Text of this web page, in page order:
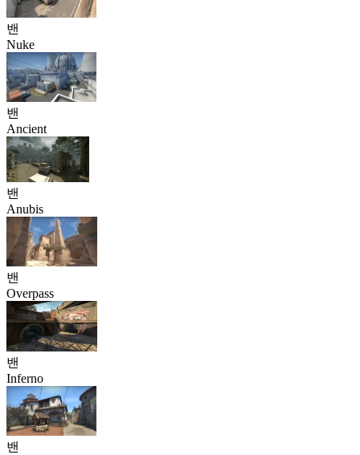
밴
Nuke
밴
Ancient
밴
Anubis
밴
Overpass
밴
Inferno
밴